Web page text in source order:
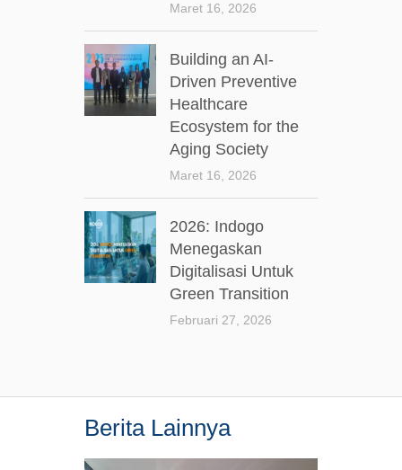
Maret 16, 2026
Building an AI-
Driven Preventive
Healthcare
Ecosystem for the
Aging Society
Maret 16, 2026
2026: Indogo
Menegaskan
Digitalisasi Untuk
Green Transition
Februari 27, 2026
Berita Lainnya